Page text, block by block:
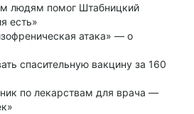
людям помог Штабницкий
есть»
атака» — о
спасительную вакцину за 160
по лекарствам для врача —